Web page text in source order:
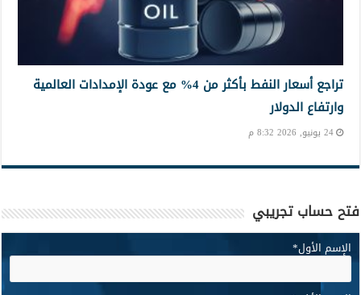
تراجع أسعار النفط بأكثر من 4% مع عودة الإمدادات العالمية
وارتفاع الدولار
24 يونيو, 2026 8:32 م
فتح حساب تجريبي
الإسم الأول*